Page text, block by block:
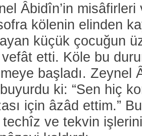
Âbidîn’in misâfirleri
kölenin elinden
küçük çocuğun
etti. Köle bu
başladı. Zeynel
buyurdu ki: “Sen hiç
için âzâd ettim.”
ve tekvin